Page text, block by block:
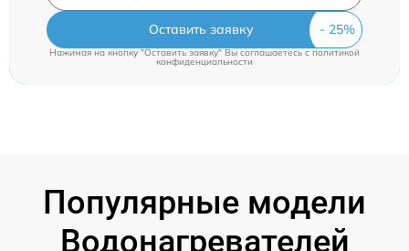
Оставить заявку
Нажимая на кнопку "Оставить заявку" Вы соглашаетесь cполитикой
конфиденциальности
Популярные модели
Водонагревателей